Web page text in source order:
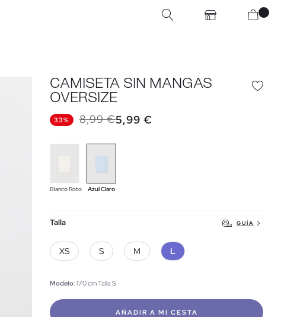
CAMISETA SIN MANGAS
OVERSIZE
33% 8,99 €5,99 €
Blanco Roto Azul Claro
Talla GUÍA
XS S M L
Modelo: 170 cm Talla S
AÑADIR A MI CESTA